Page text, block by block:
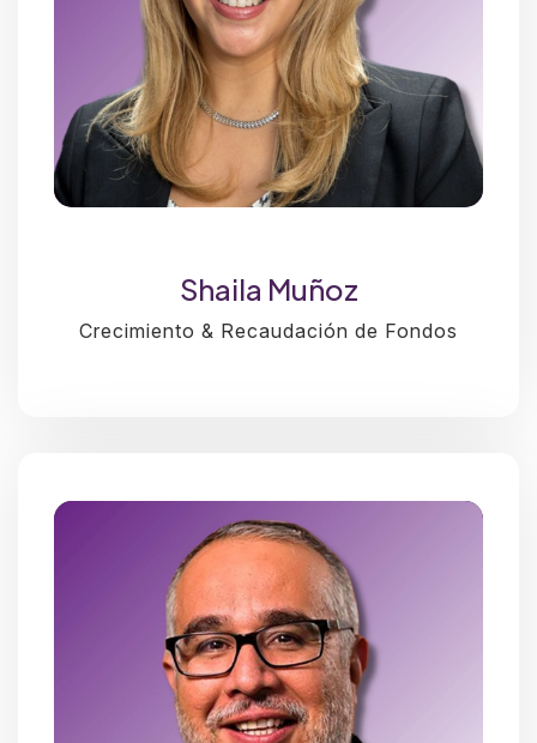
Shaila Muñoz
Crecimiento & Recaudación de Fondos